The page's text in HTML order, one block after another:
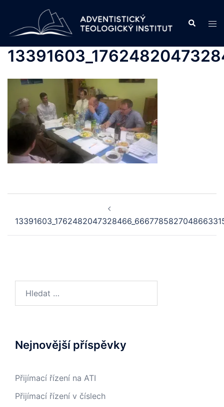
content
Search
Nejnovější příspěvky
Přijímací řízení na ATI
Přijímací řízení v číslech